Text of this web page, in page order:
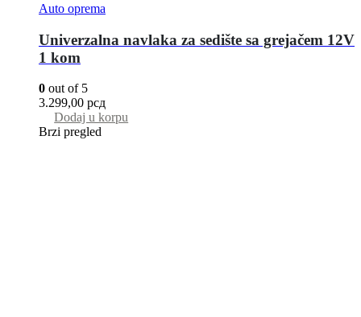
Auto oprema
Univerzalna navlaka za sedište sa grejačem 12V
1 kom
0 out of 5
3.299,00 рсд
Dodaj u korpu
Brzi pregled